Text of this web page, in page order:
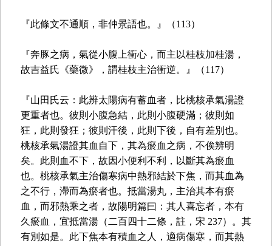
『此條文不通順，非仲景語也。』（113）
『奔豚之病，氣從小腹上衝心，而主以桂枝加桂湯，
故吉益氏《藥微》，謂桂枝主治衝逆。』（117）
『山田氏云：此辨太陽病有蓄血者，比桃核承氣湯證
更重者也。彼則小腹急結，此則小腹硬滿；彼則如
狂，此則發狂；彼則汗後，此則下後，自有差別也。
桃核承氣湯證其血自下，其為瘀血之病，不俟辨明
矣。此則血不下，故因小便利不利，以斷其為瘀血
也。桃核承氣主治傷寒病中熱邪結於下焦，而其血為
之不行，滯而為瘀者也。抵當湯丸，主治其本有瘀
血，而邪熱乘之者，故陽明篇曰：其人喜忘者，本有
久瘀血，宜抵當湯（二百四十二條，註，宋 237）。其
有別如是。此下焦本有積血之人，適病傷寒，而其熱